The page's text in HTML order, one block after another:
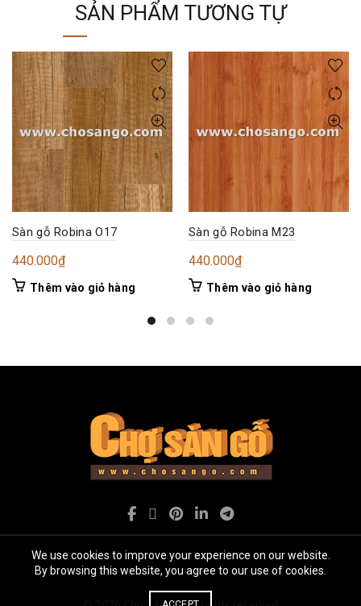
SẢN PHẨM TƯƠNG TỰ
Sàn gỗ Robina O17
440.000₫
Thêm vào giỏ hàng
Sàn gỗ Robina M23
440.000₫
Thêm vào giỏ hàng
We use cookies to improve your experience on our website.
By browsing this website, you agree to our use of cookies.